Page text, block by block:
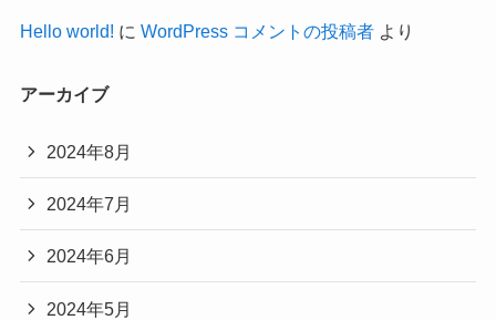
Hello world! に WordPress コメントの投稿者より
アーカイブ
2024年8月
2024年7月
2024年6月
2024年5月